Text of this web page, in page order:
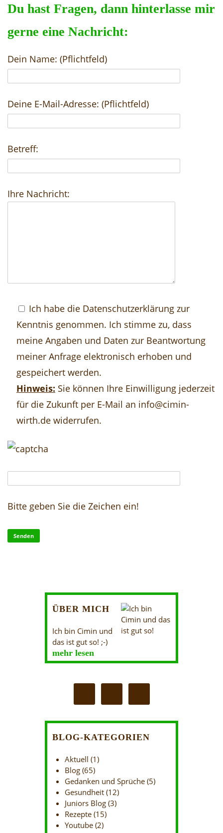
Du hast Fragen, dann hinterlasse mir
gerne eine Nachricht:
Dein Name: (Pflichtfeld)
Deine E-Mail-Adresse: (Pflichtfeld)
Betreff:
Ihre Nachricht:
Ich habe die Datenschutzerklärung zur
Kenntnis genommen. Ich stimme zu, dass
meine Angaben und Daten zur Beantwortung
meiner Anfrage elektronisch erhoben und
gespeichert werden.
Hinweis: Sie können Ihre Einwilligung jederzeit
für die Zukunft per E-Mail an info@cimin-
wirth.de widerrufen.
Bitte geben Sie die Zeichen ein!
ÜBER MICH
Ich bin Cimin und
das ist gut so! ;-)
mehr lesen
BLOG-KATEGORIEN
Aktuell (1)
Blog (65)
Gedanken und Sprüche (5)
Gesundheit (12)
Juniors Blog (3)
Rezepte (15)
Youtube (2)